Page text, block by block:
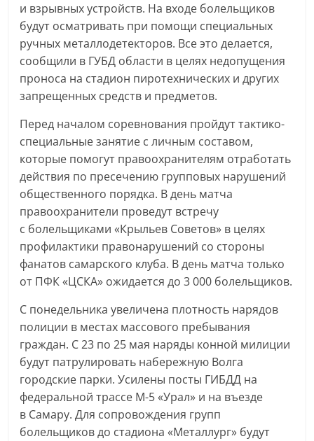
и взрывных устройств. На входе болельщиков
будут осматривать при помощи специальных
ручных металлодетекторов. Все это делается,
сообщили в ГУБД области в целях недопущения
проноса на стадион пиротехнических и других
запрещенных средств и предметов.
Перед началом соревнования пройдут тактико-
специальные занятие с личным составом,
которые помогут правоохранителям отработать
действия по пресечению групповых нарушений
общественного порядка. В день матча
правоохранители проведут встречу
с болельщиками «Крыльев Советов» в целях
профилактики правонарушений со стороны
фанатов самарского клуба. В день матча только
от ПФК «ЦСКА» ожидается до 3 000 болельщиков.
С понедельника увеличена плотность нарядов
полиции в местах массового пребывания
граждан. С 23 по 25 мая наряды конной милиции
будут патрулировать набережную Волга
городские парки. Усилены посты ГИБДД на
федеральной трассе М-5 «Урал» и на въезде
в Самару. Для сопровождения групп
болельщиков до стадиона «Металлург» будут